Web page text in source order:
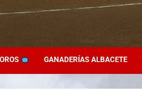
GANADERÍAS ALBACETE